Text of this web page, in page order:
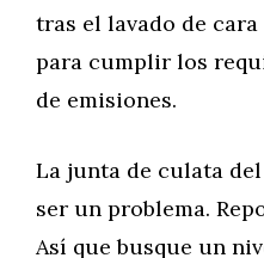
tras el lavado de cara
para cumplir los
de emisiones.
La junta de culata
ser un problema.
Así que busque un